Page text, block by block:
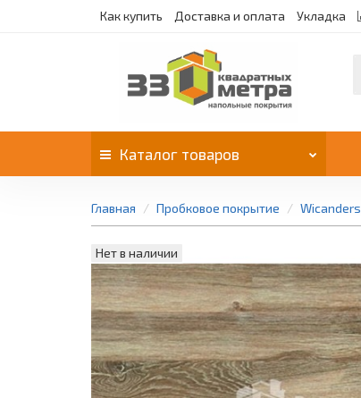
Как купить Доставка и оплата Укладка
Каталог товаров
Главная Пробковое покрытие Wicanders
Нет в наличии